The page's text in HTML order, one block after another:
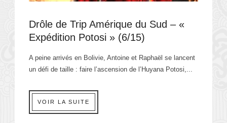
Drôle de Trip Amérique du Sud – «
Expédition Potosi » (6/15)
A peine arrivés en Bolivie, Antoine et Raphaël se lancent
un défi de taille : faire l’ascension de l’Huyana Potosi,...
VOIR LA SUITE